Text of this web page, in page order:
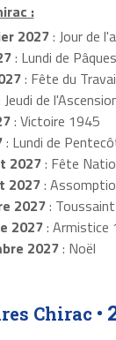
:
2027: Jour de
: Lundi de Pâques
: Fête du
Jeudi de
: Victoire 1945
: Lundi de
2027: Fête
2027:
2027: Toussaint
2027: Armistice
2027: Noël
Chirac •